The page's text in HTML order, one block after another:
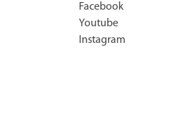
Facebook
Youtube
Instagram